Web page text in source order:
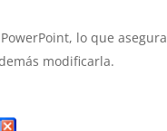
lo que asegura
modificarla.